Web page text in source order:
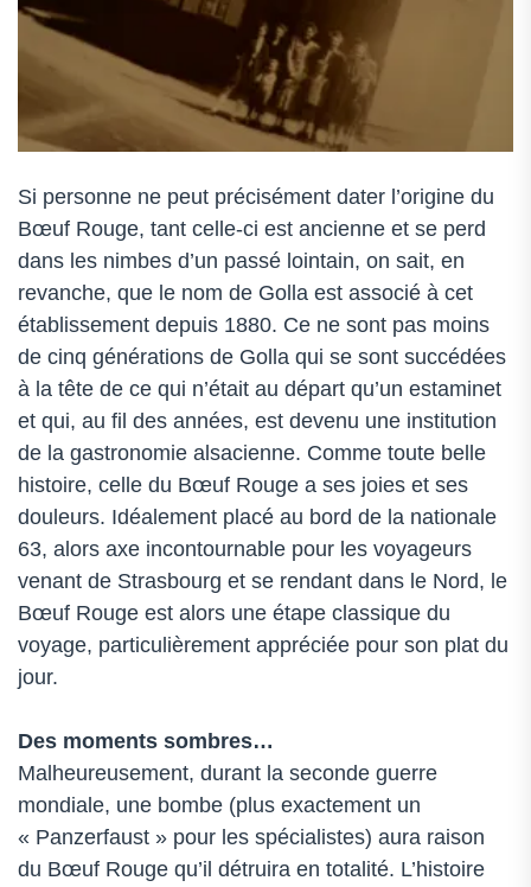
Si personne ne peut précisément dater l’origine du
Bœuf Rouge, tant celle-ci est ancienne et se perd
dans les nimbes d’un passé lointain, on sait, en
revanche, que le nom de Golla est associé à cet
établissement depuis 1880. Ce ne sont pas moins
de cinq générations de Golla qui se sont succédées
à la tête de ce qui n’était au départ qu’un estaminet
et qui, au fil des années, est devenu une institution
de la gastronomie alsacienne. Comme toute belle
histoire, celle du Bœuf Rouge a ses joies et ses
douleurs. Idéalement placé au bord de la nationale
63, alors axe incontournable pour les voyageurs
venant de Strasbourg et se rendant dans le Nord, le
Bœuf Rouge est alors une étape classique du
voyage, particulièrement appréciée pour son plat du
jour.
Des moments sombres…
Malheureusement, durant la seconde guerre
mondiale, une bombe (plus exactement un
« Panzerfaust » pour les spécialistes) aura raison
du Bœuf Rouge qu’il détruira en totalité. L’histoire